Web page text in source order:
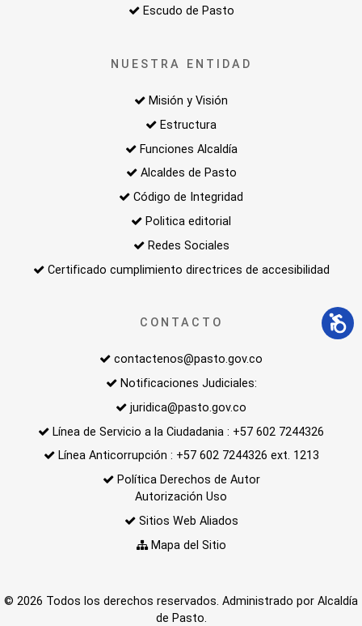
Escudo de Pasto
NUESTRA ENTIDAD
Misión y Visión
Estructura
Funciones Alcaldía
Alcaldes de Pasto
Código de Integridad
Politica editorial
Redes Sociales
Certificado cumplimiento directrices de accesibilidad
CONTACTO
contactenos@pasto.gov.co
Notificaciones Judiciales:
juridica@pasto.gov.co
Línea de Servicio a la Ciudadania : +57 602 7244326
Línea Anticorrupción : +57 602 7244326 ext. 1213
Política Derechos de Autor
Autorización Uso
Sitios Web Aliados
Mapa del Sitio
© 2026 Todos los derechos reservados. Administrado por Alcaldía
de Pasto.